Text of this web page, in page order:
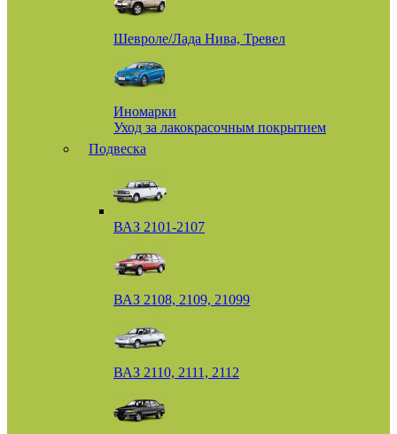
Шевроле/Лада Нива, Тревел
Иномарки
Уход за лакокрасочным покрытием
Подвеска
ВАЗ 2101-2107
ВАЗ 2108, 2109, 21099
ВАЗ 2110, 2111, 2112